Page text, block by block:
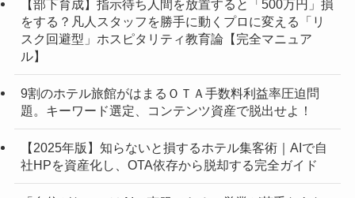
【部下育成】指示待ち人間を放置すると「500万円」損
をする？凡人スタッフを勝手に動くプロに変える「リ
スク回避型」ホスピタリティ教育論【完全マニュア
ル】
9割のホテル旅館がはまるＯＴＡ手数料利益率圧迫問
題。キーワード選定、コンテンツ資産で脱出せよ！
【2025年版】知らないと損するホテル集客術｜AIで自
社HPを資産化し、OTA依存から脱却する完全ガイド